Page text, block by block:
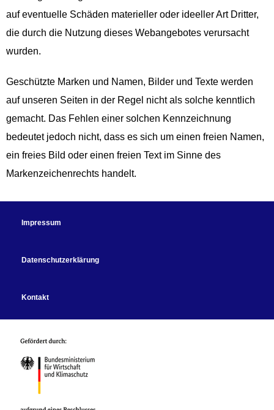
auf eventuelle Schäden materieller oder ideeller Art Dritter,
die durch die Nutzung dieses Webangebotes verursacht
wurden.
Geschützte Marken und Namen, Bilder und Texte werden
auf unseren Seiten in der Regel nicht als solche kenntlich
gemacht. Das Fehlen einer solchen Kennzeichnung
bedeutet jedoch nicht, dass es sich um einen freien Namen,
ein freies Bild oder einen freien Text im Sinne des
Markenzeichenrechts handelt.
Impressum
Datenschutzerklärung
Kontakt